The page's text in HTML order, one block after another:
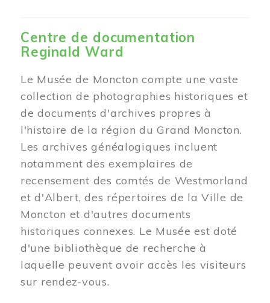
Centre de documentation
Reginald Ward
Le Musée de Moncton compte une vaste
collection de photographies historiques et
de documents d'archives propres à
l'histoire de la région du Grand Moncton.
Les archives généalogiques incluent
notamment des exemplaires de
recensement des comtés de Westmorland
et d'Albert, des répertoires de la Ville de
Moncton et d'autres documents
historiques connexes. Le Musée est doté
d'une bibliothèque de recherche à
laquelle peuvent avoir accès les visiteurs
sur rendez-vous.